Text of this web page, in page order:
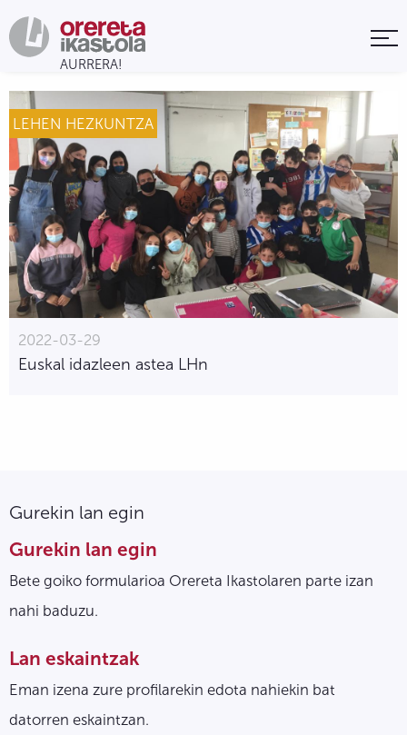
LEHEN HEZKUNTZA
2022-03-29
Euskal idazleen astea LHn
Gurekin lan egin
Gurekin lan egin
Bete goiko formularioa Orereta Ikastolaren parte izan
nahi baduzu.
Lan eskaintzak
Eman izena zure profilarekin edota nahiekin bat
datorren eskaintzan.